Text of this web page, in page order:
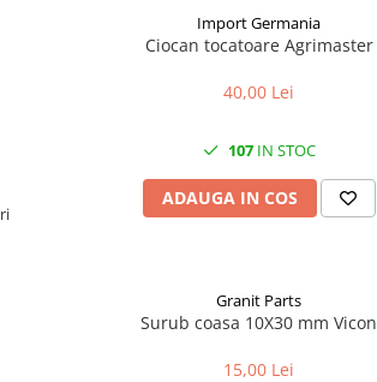
Import Germania
Ciocan tocatoare Agrimaster
40,00 Lei
107IN STOC
ADAUGA IN COS
Granit Parts
Surub coasa 10X30 mm Vicon
15,00 Lei